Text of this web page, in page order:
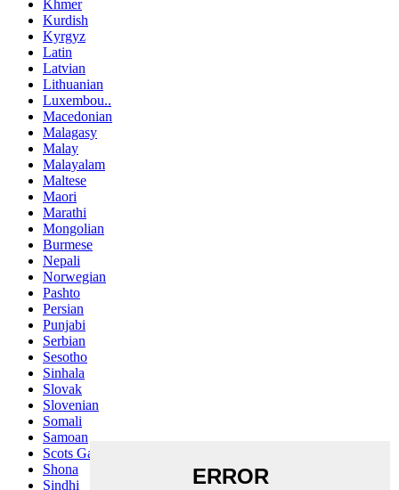
Khmer
Kurdish
Kyrgyz
Latin
Latvian
Lithuanian
Luxembou..
Macedonian
Malagasy
Malay
Malayalam
Maltese
Maori
Marathi
Mongolian
Burmese
Nepali
Norwegian
Pashto
Persian
Punjabi
Serbian
Sesotho
Sinhala
Slovak
Slovenian
Somali
Samoan
Scots Gaelic
Shona
Sindhi